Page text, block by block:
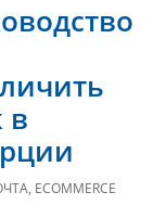
в
, ECOMMERCE